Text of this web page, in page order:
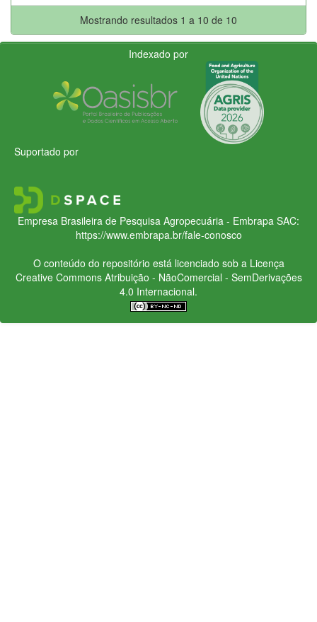
Mostrando resultados 1 a 10 de 10
Indexado por
Suportado por
Empresa Brasileira de Pesquisa Agropecuária - Embrapa SAC:
https://www.embrapa.br/fale-conosco
O conteúdo do repositório está licenciado sob a Licença
Creative CommonsAtribuição - NãoComercial - SemDerivações
4.0 Internacional.